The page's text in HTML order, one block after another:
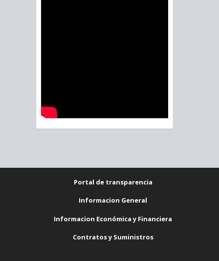
Portal de transparencia
Informacion General
Informacion Económica y Financiera
Contratos y Suministros